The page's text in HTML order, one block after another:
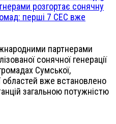
розгортає сонячну
перші 7 СЕС вже
партнерами
сонячної генерації
Сумської,
областей вже встановлено
загальною потужністю